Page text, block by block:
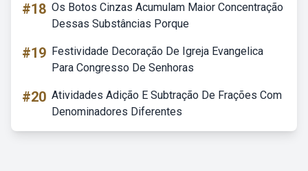
#18 Os Botos Cinzas Acumulam Maior Concentração
Dessas Substâncias Porque
#19 Festividade Decoração De Igreja Evangelica
Para Congresso De Senhoras
#20 Atividades Adição E Subtração De Frações Com
Denominadores Diferentes